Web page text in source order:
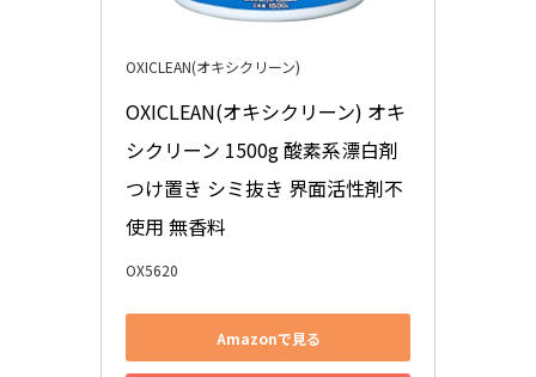
OXICLEAN(オキシクリーン)
OXICLEAN(オキシクリーン) オキ
シクリーン 1500g 酸素系漂白剤
つけ置き シミ抜き 界面活性剤不
使用 無香料
OX5620
Amazonで見る